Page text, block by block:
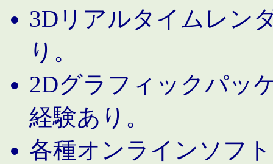
3Dリアルタイムレン
り。
2Dグラフィックパッ
経験あり。
各種オンラインソフ